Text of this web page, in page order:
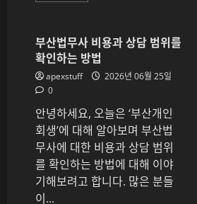
임
에
적
합
한
선
택
하
는
방
법
에
대
해
부산법무사 비용과 상담 범위를
확인하는 방법
apexstuff
2026년 06월 25일
0
안녕하세요, 오늘은 ‘부산개인
회생’에 대해 알아보며 부산법
무사에 대한 비용과 상담 범위
를 확인하는 방법에 대해 이야
기해보려고 합니다. 많은 분들
이...